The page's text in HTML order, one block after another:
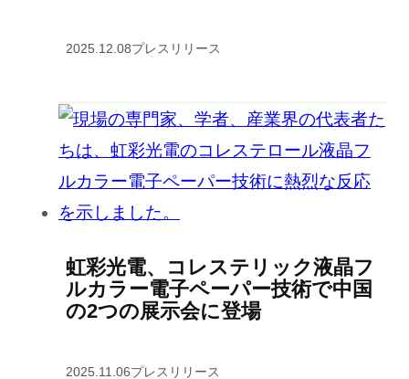
2025.12.08プレスリリース
虹彩光電、コレステリック液晶フ
ルカラー電子ペーパー技術で中国
の2つの展示会に登場
2025.11.06プレスリリース